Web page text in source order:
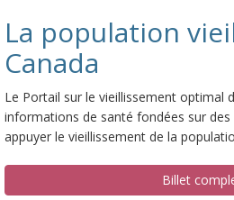
La population
Canada
Le Portail sur le vieillissement optimal
informations de santé fondées sur
appuyer le vieillissement de la
Billet